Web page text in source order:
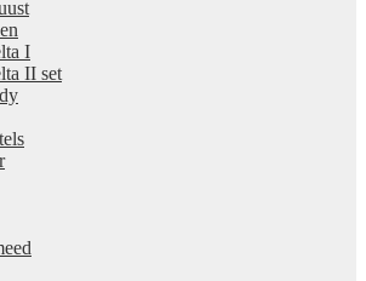
I
II set